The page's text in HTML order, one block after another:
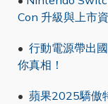
Con 升級與上市
• 行動電源帶出
你真相！
• 蘋果2025驕傲